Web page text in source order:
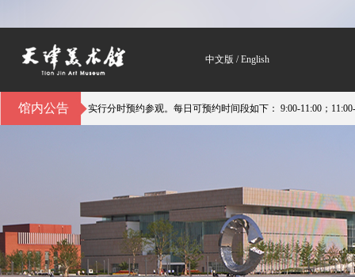
中文版 /English
馆内公告
含节假日） 实行分时预约参观。每日可预约时间段如下： 9:00-11:00；11:00-